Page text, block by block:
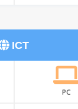
ICT
PC